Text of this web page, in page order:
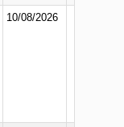
10/08/2026